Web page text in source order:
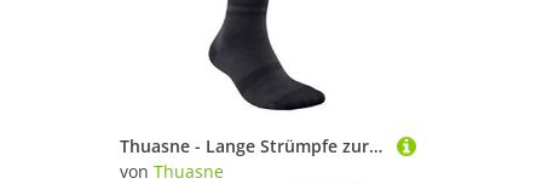
Thuasne - Lange Strümpfe zur Regeneration UP Recovery - Degressive Kompression vom Knöchel bis zur Wade - Schwarz, 39-42, M, Long
von Thuasne